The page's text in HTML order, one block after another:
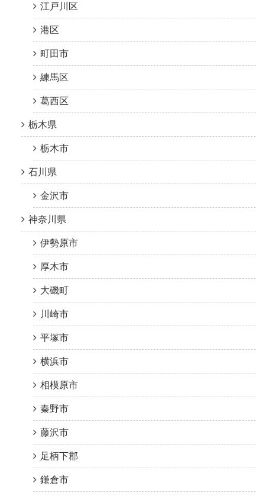
江戸川区
港区
町田市
練馬区
葛西区
栃木県
栃木市
石川県
金沢市
神奈川県
伊勢原市
厚木市
大磯町
川崎市
平塚市
横浜市
相模原市
秦野市
藤沢市
足柄下郡
鎌倉市